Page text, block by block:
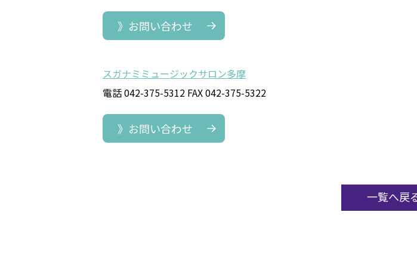
》お問い合わせ
スガナミミュージックサロン多摩
電話 042-375-5312 FAX 042-375-5322
》お問い合わせ
一覧へ戻